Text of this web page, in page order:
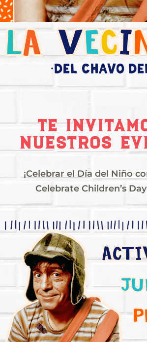
TE
NUESTROS
¡Celebrar el Día del Niño
Celebrate Children’s